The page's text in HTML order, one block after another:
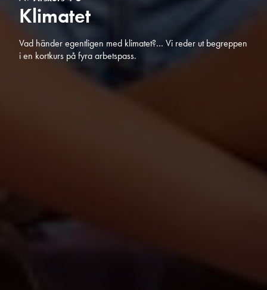
Klimatet
Vad händer egentligen med klimatet?… Vi reder ut begreppen
i en kortkurs på fyra arbetspass.